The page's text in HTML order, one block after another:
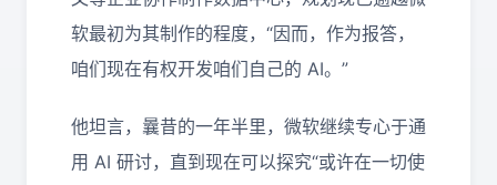
软最初为其制作的程度，“因而，作为报答，
咱们现在有权开发咱们自己的 AI。”
他坦言，曩昔的一年半里，微软继续专心于通
用 AI 研讨，直到现在可以探究“或许在一切使